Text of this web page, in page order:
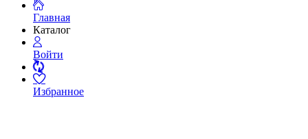
Главная
Каталог
Войти
Избранное